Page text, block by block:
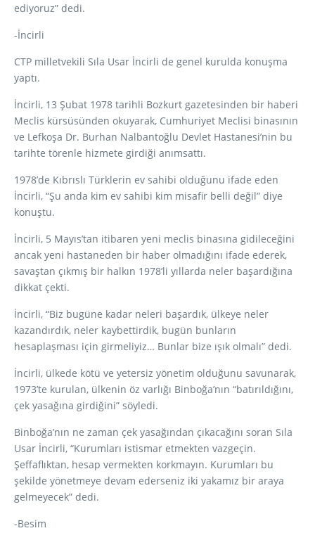
ediyoruz” dedi.
-İncirli
CTP milletvekili Sıla Usar İncirli de genel kurulda konuşma
yaptı.
İncirli, 13 Şubat 1978 tarihli Bozkurt gazetesinden bir haberi
Meclis kürsüsünden okuyarak, Cumhuriyet Meclisi binasının
ve Lefkoşa Dr. Burhan Nalbantoğlu Devlet Hastanesi’nin bu
tarihte törenle hizmete girdiği anımsattı.
1978’de Kıbrıslı Türklerin ev sahibi olduğunu ifade eden
İncirli, “Şu anda kim ev sahibi kim misafir belli değil” diye
konuştu.
İncirli, 5 Mayıs’tan itibaren yeni meclis binasına gidileceğini
ancak yeni hastaneden bir haber olmadığını ifade ederek,
savaştan çıkmış bir halkın 1978’li yıllarda neler başardığına
dikkat çekti.
İncirli, “Biz bugüne kadar neleri başardık, ülkeye neler
kazandırdık, neler kaybettirdik, bugün bunların
hesaplaşması için girmeliyiz… Bunlar bize ışık olmalı” dedi.
İncirli, ülkede kötü ve yetersiz yönetim olduğunu savunarak,
1973’te kurulan, ülkenin öz varlığı Binboğa’nın “batırıldığını,
çek yasağına girdiğini” söyledi.
Binboğa’nın ne zaman çek yasağından çıkacağını soran Sıla
Usar İncirli, “Kurumları istismar etmekten vazgeçin.
Şeffaflıktan, hesap vermekten korkmayın. Kurumları bu
şekilde yönetmeye devam ederseniz iki yakamız bir araya
gelmeyecek” dedi.
-Besim